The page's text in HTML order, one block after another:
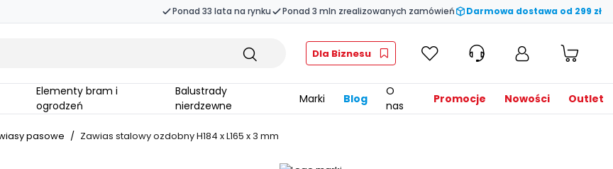
Ponad 33 lata na rynku Ponad 3 mln zrealizowanych zamówień Darmowa dostawa od 299 zł
Dla Biznesu
Elementy bram i
ogrodzeń
Balustrady
nierdzewne
Marki Blog
O
nas
Promocje Nowości Outlet
pasowe / Zawias stalowy ozdobny H184 x L165 x 3 mm